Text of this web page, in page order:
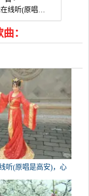
)，爱在明天演唱点播:66次
：
听(原唱是高安)，心
播:95次